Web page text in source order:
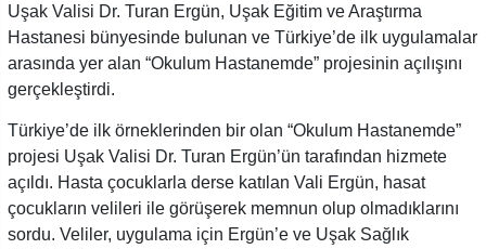
Uşak Valisi Dr. Turan Ergün, Uşak Eğitim ve Araştırma
Hastanesi bünyesinde bulunan ve Türkiye’de ilk uygulamalar
arasında yer alan “Okulum Hastanemde” projesinin açılışını
gerçekleştirdi.
Türkiye’de ilk örneklerinden bir olan “Okulum Hastanemde”
projesi Uşak Valisi Dr. Turan Ergün’ün tarafından hizmete
açıldı. Hasta çocuklarla derse katılan Vali Ergün, hasat
çocukların velileri ile görüşerek memnun olup olmadıklarını
sordu. Veliler, uygulama için Ergün’e ve Uşak Sağlık